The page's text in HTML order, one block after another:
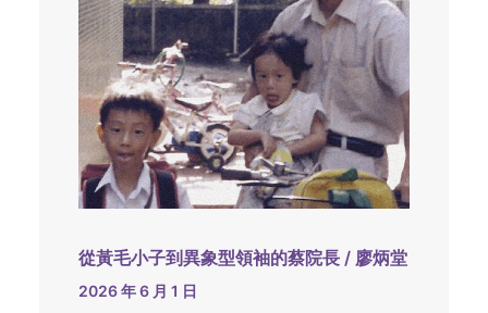
從黃毛小子到異象型領袖的蔡院長 / 廖炳堂
2026 年 6 月 1 日